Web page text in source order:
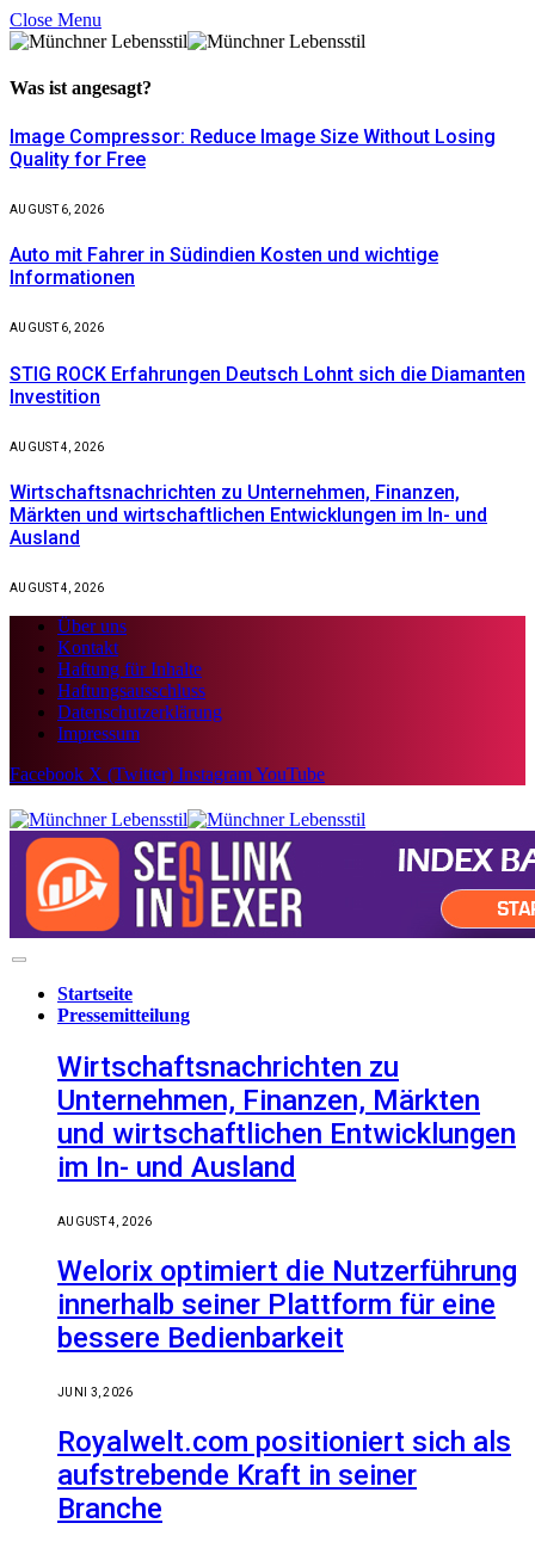
Close Menu
Was ist angesagt?
Image Compressor: Reduce Image Size Without Losing
Quality for Free
AUGUST 6, 2026
Auto mit Fahrer in Südindien Kosten und wichtige
Informationen
AUGUST 6, 2026
STIG ROCK Erfahrungen Deutsch Lohnt sich die Diamanten
Investition
AUGUST 4, 2026
Wirtschaftsnachrichten zu Unternehmen, Finanzen,
Märkten und wirtschaftlichen Entwicklungen im In- und
Ausland
AUGUST 4, 2026
Über uns
Kontakt
Haftung für Inhalte
Haftungsausschluss
Datenschutzerklärung
Impressum
Facebook X (Twitter) InstagramYouTube
Startseite
Pressemitteilung
Wirtschaftsnachrichten zu
Unternehmen, Finanzen, Märkten
und wirtschaftlichen Entwicklungen
im In- und Ausland
AUGUST 4, 2026
Welorix optimiert die Nutzerführung
innerhalb seiner Plattform für eine
bessere Bedienbarkeit
JUNI 3, 2026
Royalwelt.com positioniert sich als
aufstrebende Kraft in seiner
Branche